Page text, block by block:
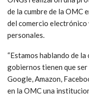
de la cumbre de la OMC
del comercio
personales.
“Estamos hablando de
gobiernos tienen que ser
Google, Amazon,
en la OMC una